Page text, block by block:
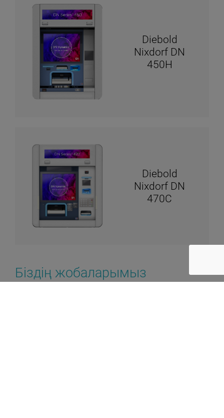
Diebold
Nixdorf DN
450H
Diebold
Nixdorf DN
470C
Біздің жобаларымыз